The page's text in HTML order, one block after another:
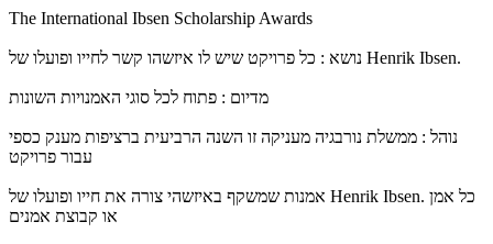
The International Ibsen Scholarship Awards
נושא : כל פרויקט שיש לו איזשהו קשר לחייו ופועלו של Henrik Ibsen.
מדיום : פתוח לכל סוגי האמנויות השונות
נוהל : ממשלת נורבגיה מעניקה זו השנה הרביעית ברציפות מענק כספי
עבור פרויקט
אמנות שמשקף באיזשהי צורה את חייו ופועלו של Henrik Ibsen. כל אמן
או קבוצת אמנים